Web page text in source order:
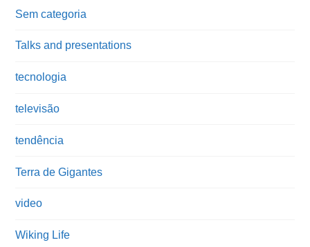
Sem categoria
Talks and presentations
tecnologia
televisão
tendência
Terra de Gigantes
video
Wiking Life